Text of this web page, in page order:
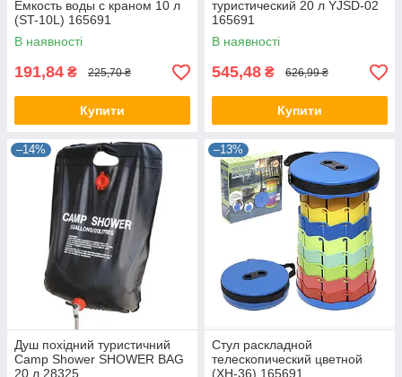
Емкость воды с краном 10 л
(ST-10L) 165691
В наявності
191,84 ₴ 225,70 ₴
Купити
туристический 20 л YJSD-02
165691
В наявності
545,48 ₴ 626,99 ₴
Купити
–14%
Душ похідний туристичний
Camp Shower SHOWER BAG
20 л 28325
–13%
Стул раскладной
телескопический цветной
(XH-36) 165691